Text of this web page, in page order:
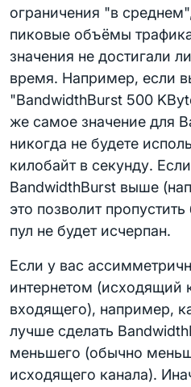
ограничения "в
пиковые объёмы
значения не достигали
время. Например, если
"BandwidthBurst 500
же самое значение для
никогда не будете
килобайт в секунду.
BandwidthBurst выше
это позволит
пул не будет исчерпан.
Если у вас
интернетом (исходящий
входящего), например,
лучше сделать
меньшего (обычно
исходящего канала).